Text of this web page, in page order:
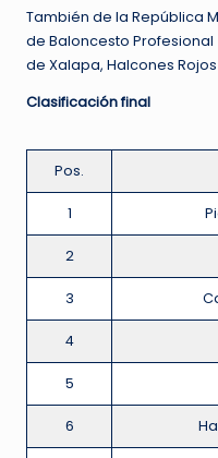
También de la República
de Baloncesto Profesional
de Xalapa, Halcones
Clasificación final
Pos.
1
2
3
4
5
6